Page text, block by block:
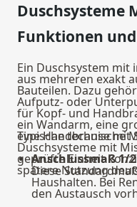
Duschsysteme
Funktionen
Ein Duschsystem
aus mehreren exakt
Bauteilen. Dazu
Aufputz- oder
für Kopf- und
ein Wandarm, eine
eine Handbrause mit
Duschsysteme mit
geprüfte Einheit
spätere Nutzung
Typische technische
Anschlussmaß 1/
Diese
Haushalten. Bei
den Austausch